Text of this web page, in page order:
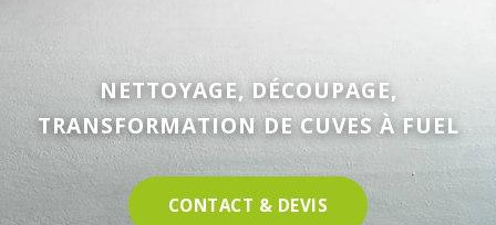
NETTOYAGE, DÉCOUPAGE,
TRANSFORMATION DE CUVES À FUEL
CONTACT & DEVIS